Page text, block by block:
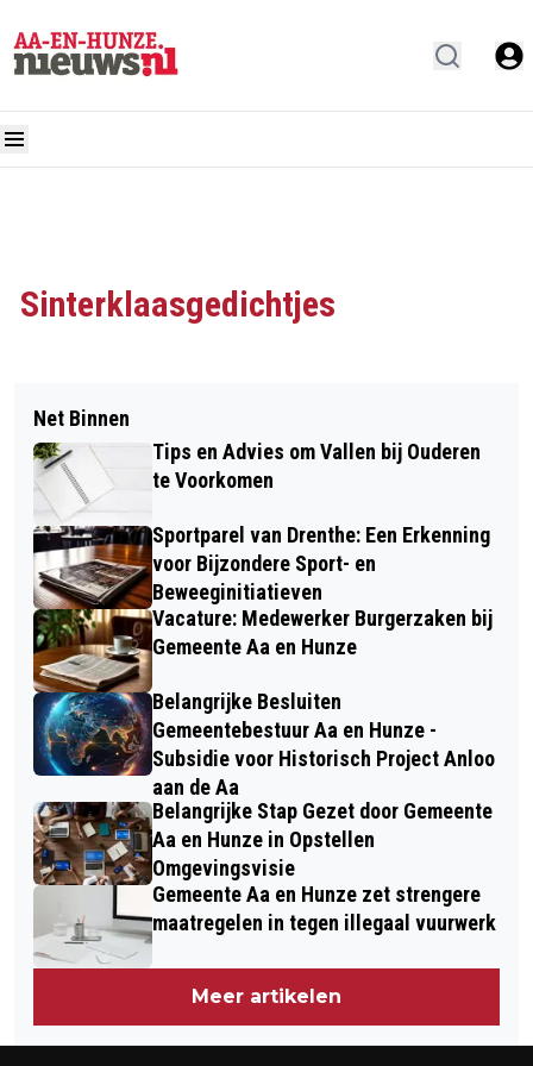
Sinterklaasgedichtjes
Net Binnen
Tips en Advies om Vallen bij Ouderen
te Voorkomen
Sportparel van Drenthe: Een Erkenning
voor Bijzondere Sport- en
Beweeginitiatieven
Vacature: Medewerker Burgerzaken bij
Gemeente Aa en Hunze
Belangrijke Besluiten
Gemeentebestuur Aa en Hunze -
Subsidie voor Historisch Project Anloo
aan de Aa
Belangrijke Stap Gezet door Gemeente
Aa en Hunze in Opstellen
Omgevingsvisie
Gemeente Aa en Hunze zet strengere
maatregelen in tegen illegaal vuurwerk
Meer artikelen